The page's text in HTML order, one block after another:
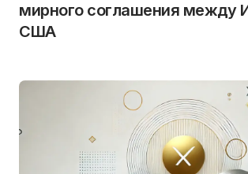
мирного соглашения между
США